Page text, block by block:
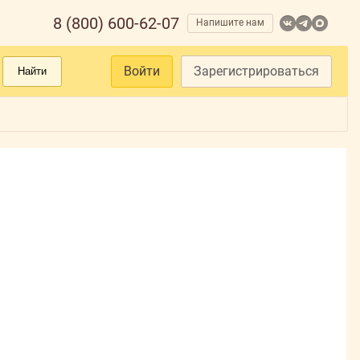
8 (800) 600-62-07 Напишите нам
Найти Войти Зарегистрироваться